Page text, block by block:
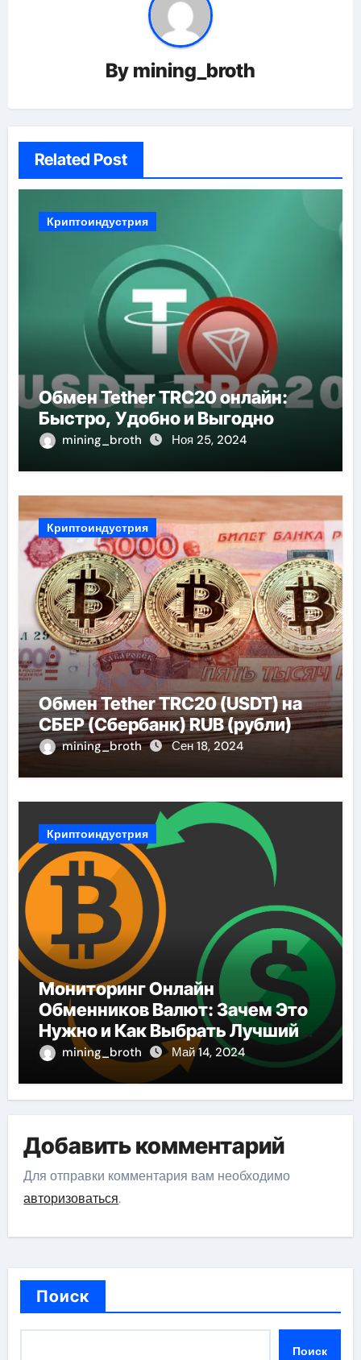
By mining_broth
Related Post
Криптоиндустрия
Обмен Tether TRC20 онлайн:
Быстро, Удобно и Выгодно
mining_broth Ноя 25, 2024
Криптоиндустрия
Обмен Tether TRC20 (USDT) на
СБЕР (Сбербанк) RUB (рубли)
mining_broth Сен 18, 2024
Криптоиндустрия
Мониторинг Онлайн
Обменников Валют: Зачем Это
Нужно и Как Выбрать Лучший
Сервис
mining_broth Май 14, 2024
Добавить комментарий
Для отправки комментария вам необходимо
авторизоваться.
Поиск
Поиск